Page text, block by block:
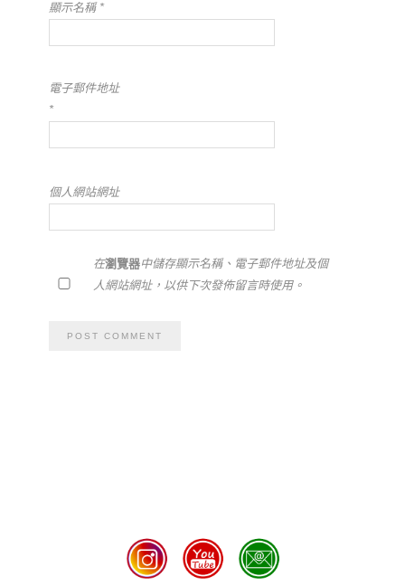
顯示名稱 *
電子郵件地址
*
個人網站網址
在瀏覽器中儲存顯示名稱、電子郵件地址及個
人網站網址，以供下次發佈留言時使用。